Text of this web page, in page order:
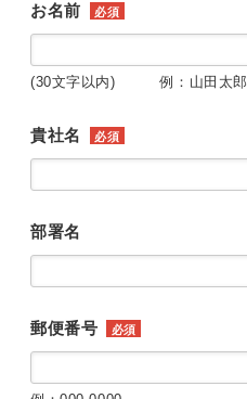
お名前 必須
(30文字以内) 例：山田太郎
貴社名 必須
部署名
郵便番号 必須